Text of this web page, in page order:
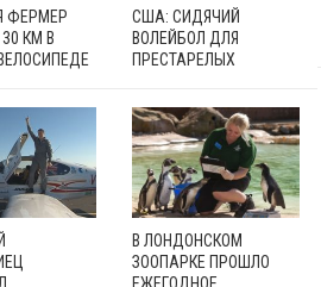
ФЕРМЕР
КМ В
США: СИДЯЧИЙ
ВОЛЕЙБОЛ ДЛЯ
ПРЕСТАРЕЛЫХ
В ЛОНДОНСКОМ
ЗООПАРКЕ ПРОШЛО